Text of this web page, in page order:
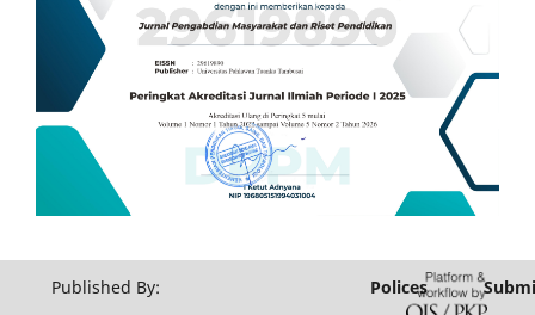
Published By:
Polices